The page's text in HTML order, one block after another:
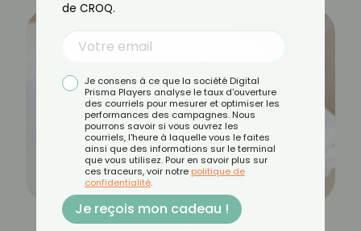
de CROQ.
Je consens à ce que la société Digital
Prisma Players analyse le taux d'ouverture
des courriels pour mesurer et optimiser les
performances des campagnes. Nous
pourrons savoir si vous ouvrez les
courriels, l'heure à laquelle vous le faites
ainsi que des informations sur le terminal
que vous utilisez. Pour en savoir plus sur
ces traceurs, voir notre politique de
confidentialité.
Je reçois mon cadeau !